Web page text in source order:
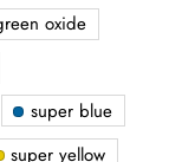
oxide
super blue
super yellow